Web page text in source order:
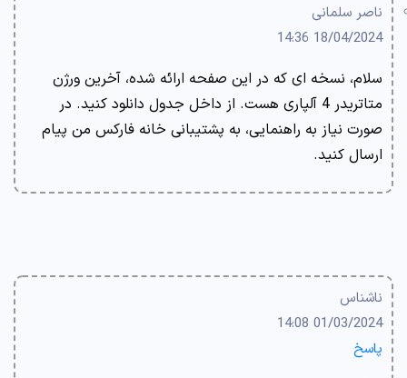
ناصر سلمانی
18/04/2024 14:36
سلام، نسخه ای که در این صفحه ارائه شده، آخرین ورژن
متاتریدر 4 آلپاری هست. از داخل جدول دانلود کنید. در
صورت نیاز به راهنمایی، به پشتیبانی خانه فارکس من پیام
ارسال کنید.
ناشناس
01/03/2024 14:08
پاسخ